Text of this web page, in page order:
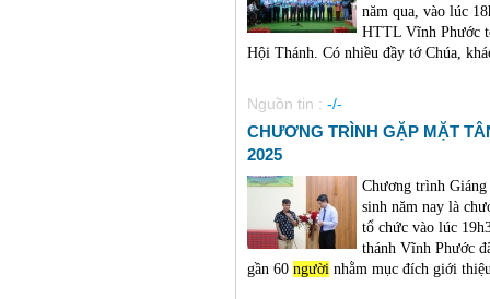
năm qua, vào lúc
HTTL Vĩnh Phước
Hội Thánh. Có nhiều đầy tớ Chúa,
Nguồn tin : -/-
CHƯƠNG TRÌNH GẶP MẶT
2025
Chương trình
sinh năm nay là
tổ chức vào lúc
thánh Vĩnh Phước
gần 60 người nhằm mục đích giới